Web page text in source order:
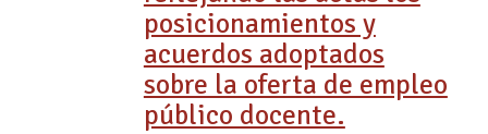
posicionamientos y
acuerdos adoptados
sobre la oferta de empleo
público docente.